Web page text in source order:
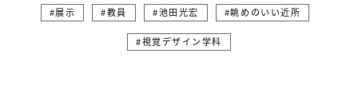
展示 教員 池田光宏 眺めのいい近所
視覚デザイン学科